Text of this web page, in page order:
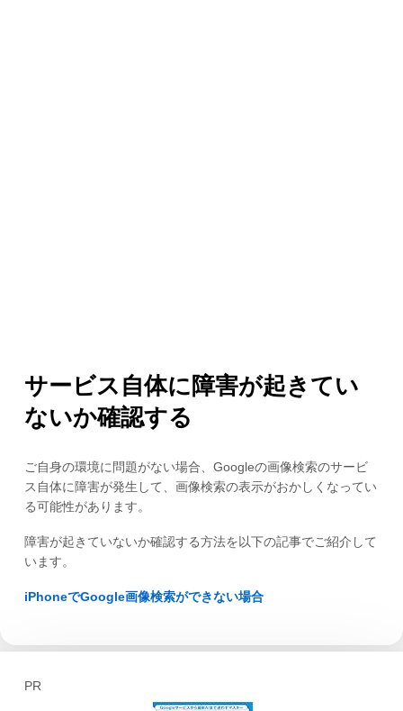
サービス自体に障害が起きてい
ないか確認する
ご自身の環境に問題がない場合、Googleの画像検索のサービ
ス自体に障害が発生して、画像検索の表示がおかしくなってい
る可能性があります。
障害が起きていないか確認する方法を以下の記事でご紹介して
います。
iPhoneでGoogle画像検索ができない場合
PR